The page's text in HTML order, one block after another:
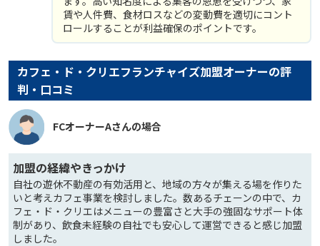
賃や人件費、食材ロスなどの変動費を適切にコント
ロールすることが利益確保のポイントです。
カフェ・ド・クリエフランチャイズ加盟オーナーの評
判・口コミ
FCオーナーAさんの場合
加盟の経緯やきっかけ
自社の遊休不動産の有効活用と、地域の方々が集える場を作りた
いと考えカフェ事業を検討しました。数あるチェーンの中で、カ
フェ・ド・クリエはメニューの豊富さと大手の強固なサポート体
制があり、飲食未経験の自社でも安心して運営できると感じ加盟
しました。